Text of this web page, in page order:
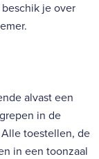
je over
alvast een
in de
toestellen, de
in een toonzaal